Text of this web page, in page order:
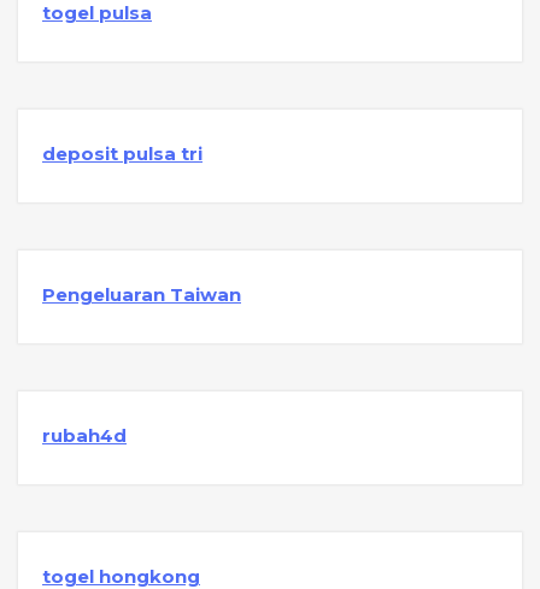
togel pulsa
deposit pulsa tri
Pengeluaran Taiwan
rubah4d
togel hongkong